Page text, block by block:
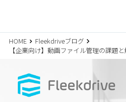
HOME
Fleekdriveブログ
【企業向け】動画ファイル管理の課題